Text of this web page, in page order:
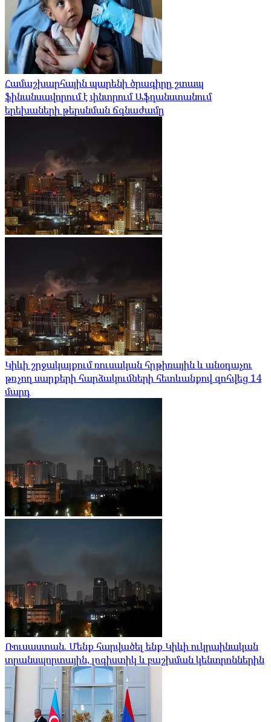
Համաշխարհային պարենի ծրագիրը շտապ
ֆինանսավորում է փնտրում Աֆղանստանում
երեխաների թերսնման ճգնաժամը
Կիևի շրջակայքում ռուսական հրթիռային և անօդաչու
թռչող սարքերի հարձակումների հետևանքով զոհվեց 14
մարդ
Ռուսաստան. Մենք հարվածել ենք Կիևի ուկրաինական
տրանսպորտային, լոգիստիկ և բաշխման կենտրոններին